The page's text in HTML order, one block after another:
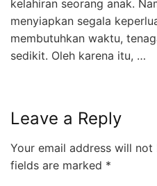
kelahiran seorang anak.
menyiapkan segala
membutuhkan waktu,
sedikit. Oleh karena itu, …
Leave a Reply
Your email address will not
fields are marked *